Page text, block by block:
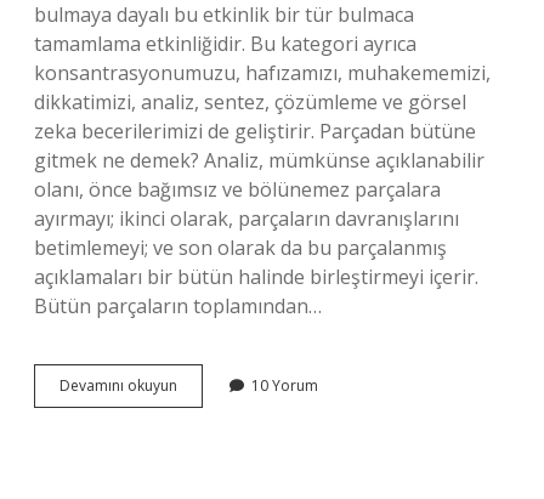
bulmaya dayalı bu etkinlik bir tür bulmaca
tamamlama etkinliğidir. Bu kategori ayrıca
konsantrasyonumuzu, hafızamızı, muhakememizi,
dikkatimizi, analiz, sentez, çözümleme ve görsel
zeka becerilerimizi de geliştirir. Parçadan bütüne
gitmek ne demek? Analiz, mümkünse açıklanabilir
olanı, önce bağımsız ve bölünemez parçalara
ayırmayı; ikinci olarak, parçaların davranışlarını
betimlemeyi; ve son olarak da bu parçalanmış
açıklamaları bir bütün halinde birleştirmeyi içerir.
Bütün parçaların toplamından…
Devamını okuyun
Bütün
10 Yorum